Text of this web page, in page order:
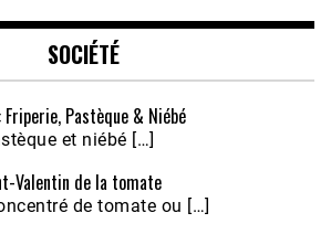
SOCIÉTÉ
Friperie, Pastèque & Niébé
et niébé […]
Valentin de la tomate
de tomate ou […]